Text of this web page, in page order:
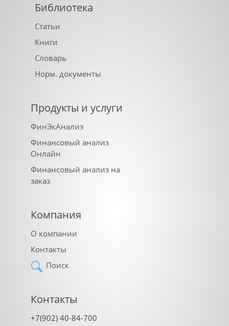
Библиотека
Статьи
Книги
Словарь
Норм. документы
Продукты и услуги
ФинЭкАнализ
Финансовый анализ
Онлайн
Финансовый анализ на
заказ
Компания
О компании
Контакты
Поиск
Контакты
+7(902) 40-84-700